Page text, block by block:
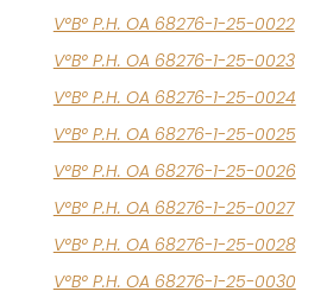
V°B° P.H. OA 68276-1-25-0022
V°B° P.H. OA 68276-1-25-0023
V°B° P.H. OA 68276-1-25-0024
V°B° P.H. OA 68276-1-25-0025
V°B° P.H. OA 68276-1-25-0026
V°B° P.H. OA 68276-1-25-0027
V°B° P.H. OA 68276-1-25-0028
V°B° P.H. OA 68276-1-25-0030